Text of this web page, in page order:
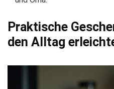
Praktische
den Alltag